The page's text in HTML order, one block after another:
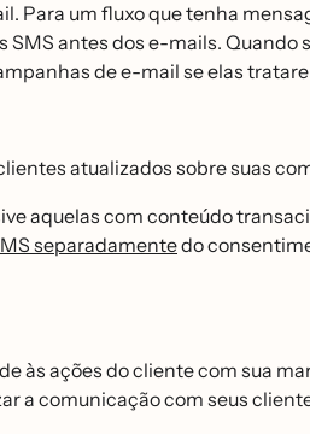
Para um fluxo que tenha
antes dos e-mails. Quando
de e-mail se elas
atualizados sobre suas
aquelas com conteúdo
separadamentedo
às ações do cliente com sua
a comunicação com seus